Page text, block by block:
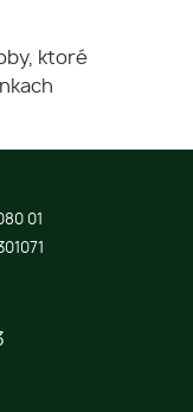
ktoré
01